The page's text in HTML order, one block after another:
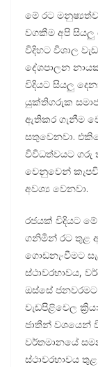
මේ රට
වගකීම අපි
විදිහට විශාල
දේශපාලන
විදියට සියලු
යුක්තිගරුක
ඇතිකර ගැනීම
සතුවෙනවා.
විවිධත්වයට ගරු
වෙනුවෙන්
අවශ්‍ය වෙනවා.
රජයක් විදියට
ගනිමින් රට තුළ
ගොඩනැංවීමට
ස්ථාවරභාවය,
ඔස්සේ
වැඩපිළිවෙල
ජාතීන් වශයෙන්
වර්තමානයේ
ස්ථාවරභාවය